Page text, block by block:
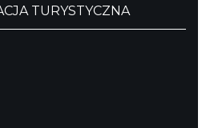
TURYSTYCZNA